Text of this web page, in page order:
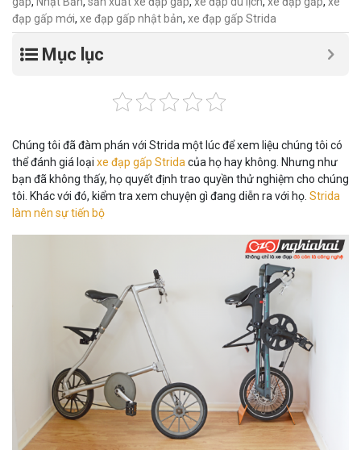
đạp gấp mới, xe đạp gấp nhật bản, xe đạp gấp Strida
Mục lục
Chúng tôi đã đàm phán với Strida một lúc để xem liệu chúng tôi có
thể đánh giá loại xe đạp gấp Strida của họ hay không. Nhưng như
bạn đã không thấy, họ quyết định trao quyền thử nghiệm cho chúng
tôi. Khác với đó, kiểm tra xem chuyện gì đang diễn ra với họ. Strida
làm nên sự tiến bộ